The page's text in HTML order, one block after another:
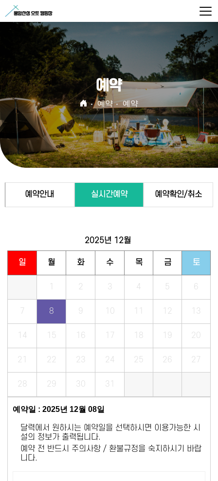
예약
예약 예약
예약안내 실시간예약 예약확인/취소
2025년 12월
일 월 화 수 목 금 토
1 2 3 4 5 6
7 8 9 10 11 12 13
14 15 16 17 18 19 20
21 22 23 24 25 26 27
28 29 30 31
예약일 : 2025년 12월 08일
달력에서 원하시는 예약일을 선택하시면 이용가능한 시
설의 정보가 출력됩니다.
예약 전 반드시 주의사항 / 환불규정을 숙지하시기 바랍
니다.